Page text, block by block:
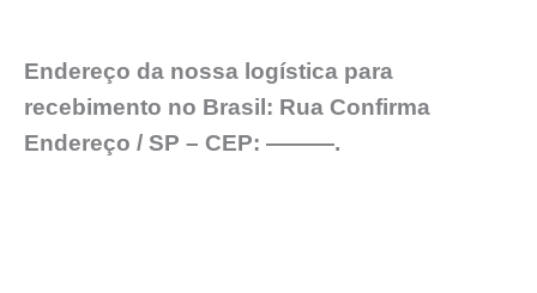
Endereço da nossa logística para
recebimento no Brasil: Rua Confirma
Endereço / SP – CEP: ———.